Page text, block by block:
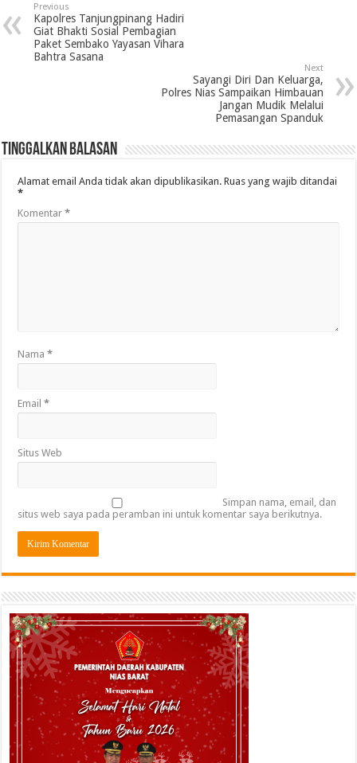
Previous
Kapolres Tanjungpinang Hadiri
Giat Bhakti Sosial Pembagian
Paket Sembako Yayasan Vihara
Bahtra Sasana
Next
Sayangi Diri Dan Keluarga,
Polres Nias Sampaikan Himbauan
Jangan Mudik Melalui
Pemasangan Spanduk
Tinggalkan Balasan
Alamat email Anda tidak akan dipublikasikan. Ruas yang wajib ditandai
*
Komentar*
Nama*
Email*
Situs Web
Simpan nama, email, dan
situs web saya pada peramban ini untuk komentar saya berikutnya.